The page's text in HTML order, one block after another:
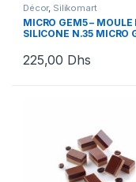
Décor, Silikomart
MICRO GEM5 – MOULE
SILICONE N.35 MICRO
225,00 Dhs